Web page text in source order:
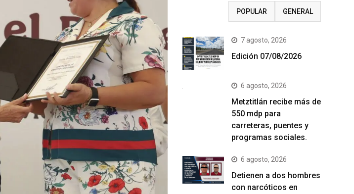
POPULAR GENERAL
7 agosto, 2026
Edición 07/08/2026
6 agosto, 2026
Metztitlán recibe más de
550 mdp para
carreteras, puentes y
programas sociales.
6 agosto, 2026
Detienen a dos hombres
con narcóticos en